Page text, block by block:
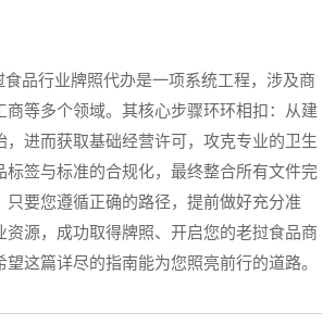
品行业牌照代办是一项系统工程，涉及商
商等多个领域。其核心步骤环环相扣：从建
，进而获取基础经营许可，攻克专业的卫生
标签与标准的合规化，最终整合所有文件完
只要您遵循正确的路径，提前做好充分准
资源，成功取得牌照、开启您的老挝食品商
这篇详尽的指南能为您照亮前行的道路。